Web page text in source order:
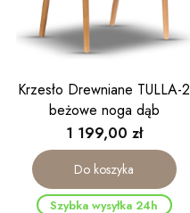
Krzesło Drewniane TULLA-2
beżowe noga dąb
Cena
1 199,00 zł
Do koszyka
Szybka wysyłka 24h